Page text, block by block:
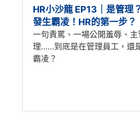
HR小沙龍 EP13｜是管理
發生霸凌！HR的第一步？
一句責罵、一場公開羞辱、
理……到底是在管理員工，還
霸凌？